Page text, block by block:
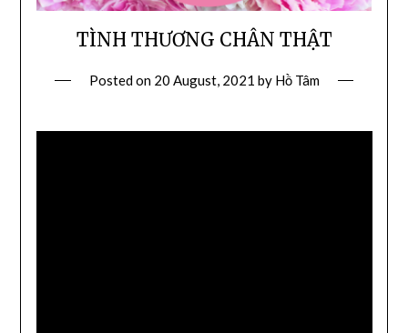
TÌNH THƯƠNG CHÂN THẬT
Posted on 20 August, 2021 by Hồ Tâm